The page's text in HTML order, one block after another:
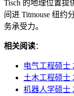
Tisch 的地理位置提
间进 Titmouse 纽
务承受力。
相关阅读：
电气工程硕士
土木工程硕士
机器人学硕士